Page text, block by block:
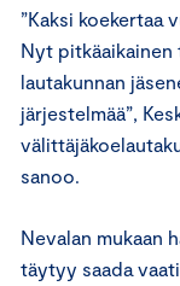
”Kaksi koekertaa
Nyt pitkäaikainen
lautakunnan
järjestelmää”,
sanoo.
Nevalan mukaan
täytyy saada